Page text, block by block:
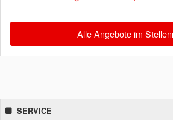
Alle Angebote im
SERVICE